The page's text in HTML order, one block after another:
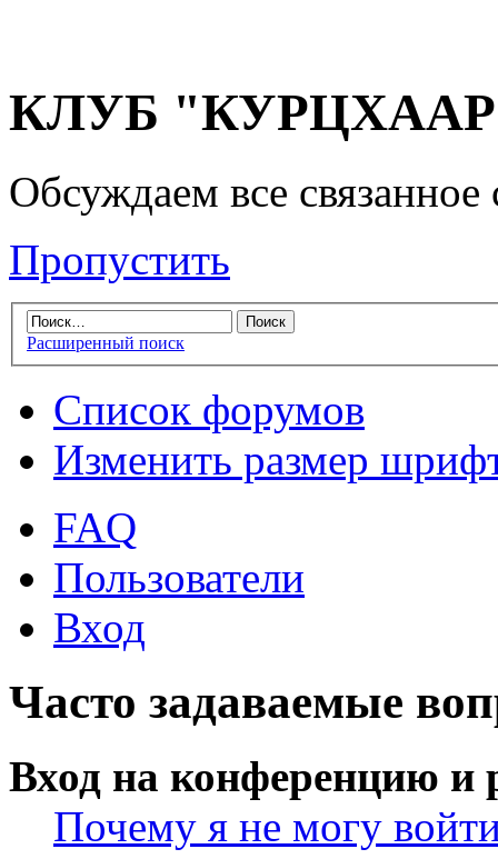
КЛУБ "КУРЦХААР"
Обсуждаем все
Пропустить
Расширенный поиск
Список форумов
Изменить размер
FAQ
Пользователи
Вход
Часто задаваемые
Вход на конференцию и
Почему я не могу